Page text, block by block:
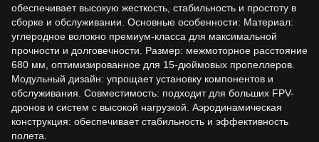
обеспечивает высокую жесткость, стабильность и простоту в
сборке и обслуживании. Основные особенности: Материал:
углеродное волокно премиум-класса для максимальной
прочности и долговечности. Размер: межмоторное расстояние
680 мм, оптимизированное для 15-дюймовых пропеллеров.
Модульный дизайн: упрощает установку компонентов и
обслуживания. Совместимость: подходит для больших FPV-
дронов и систем с высокой нагрузкой. Аэродинамическая
конструкция: обеспечивает стабильность и эффективность
полета.